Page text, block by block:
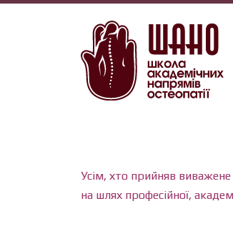
Усім, хто прийняв виважене
на шлях професійної,